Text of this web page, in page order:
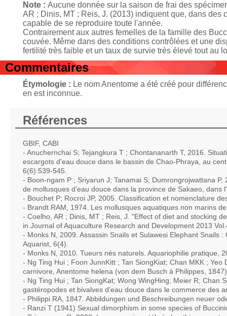
Note : Aucune donnée sur la saison de frai des
AR ; Dinis, MT ; Reis, J. (2013) indiquent que, dans
capable de se reproduire toute l'année.
Contrairement aux autres femelles de la famille des
couvée. Même dans des conditions contrôlées et une
fertilité très faible et un taux de survie très élevé tout au
Commentaires
Étymologie : Le nom Anentome a été créé pour
en est inconnue.
Références
GBIF, CABI
- Anuchernchai S; Tejangkura T ; Chontananarth T, 2016.
escargots d'eau douce dans le bassin de Chao-Phraya, au
6(6):539-545.
- Boon-ngam P ; Sriyarun J; Tanamai S; Dumrongrojwattana
de mollusques d'eau douce dans la province de Sakaeo, dans
- Bouchet P; Rocroi JP, 2005. Classification et nomenclature
- Brandt RAM, 1974. Les mollusques aquatiques non marins
- Coelho, AR ; Dinis, MT ; Reis, J. "Effect of diet and stocking
in Journal of Aquaculture Research and Development 2013
- Monks N, 2009. Assassin Snails et Sulawesi Elephant Snails
Aquarist, 6(4).
- Monks N, 2010. Tueurs nés naturels. Aquariophilie pratique,
- Ng Ting Hui ; Foon JunnKitt ; Tan SiongKiat; Chan MKK ;
carnivore, Anentome helena (von dem Busch à Philippes,
- Ng Ting Hui ; Tan SiongKat; Wong WingHing; Meier R; Chan
gastéropodes et bivalves d'eau douce dans le commerce des
- Philippi RA, 1847. Abbildungen und Beschreibungen neuer
- Ranzi T (1941) Sexual dimorphism in some species of